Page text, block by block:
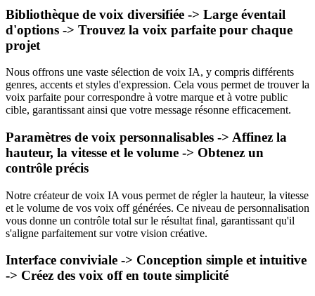
Bibliothèque de voix diversifiée -> Large éventail
d'options -> Trouvez la voix parfaite pour chaque
projet
Nous offrons une vaste sélection de voix IA, y compris différents
genres, accents et styles d'expression. Cela vous permet de trouver la
voix parfaite pour correspondre à votre marque et à votre public
cible, garantissant ainsi que votre message résonne efficacement.
Paramètres de voix personnalisables -> Affinez la
hauteur, la vitesse et le volume -> Obtenez un
contrôle précis
Notre créateur de voix IA vous permet de régler la hauteur, la vitesse
et le volume de vos voix off générées. Ce niveau de personnalisation
vous donne un contrôle total sur le résultat final, garantissant qu'il
s'aligne parfaitement sur votre vision créative.
Interface conviviale -> Conception simple et intuitive
-> Créez des voix off en toute simplicité